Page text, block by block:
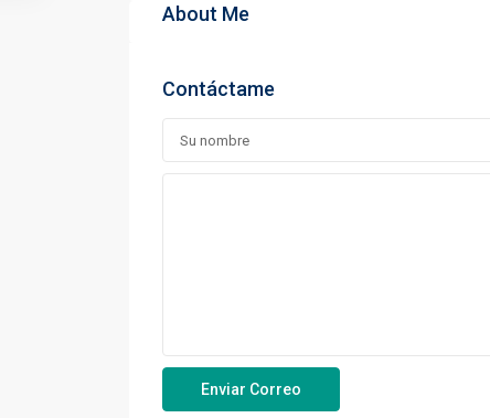
About Me
Contáctame